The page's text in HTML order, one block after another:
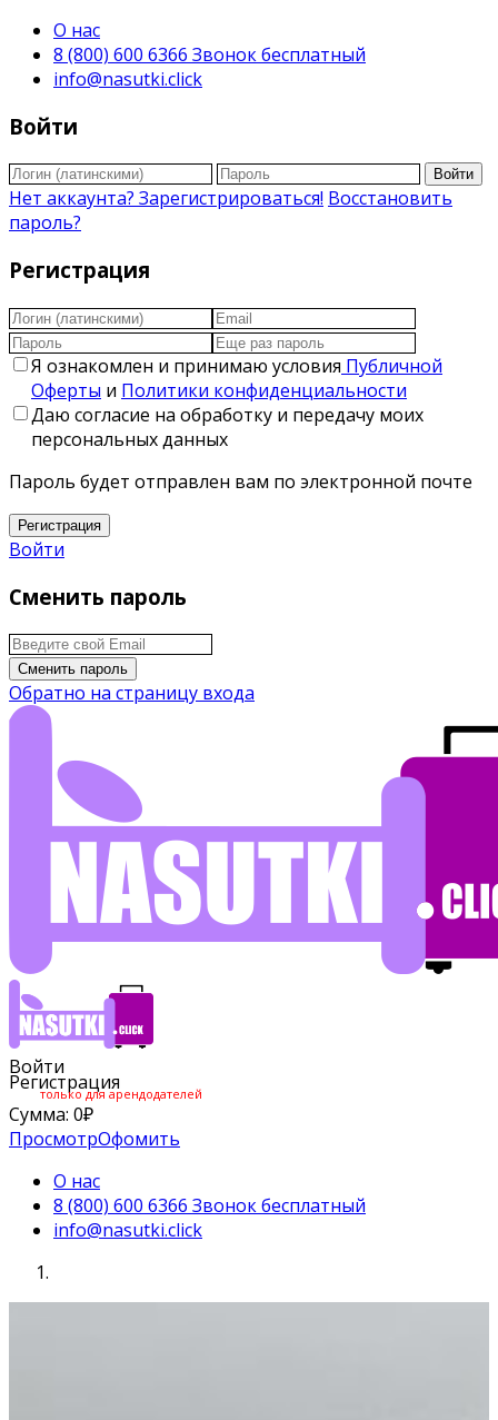
О нас
8 (800) 600 6366 Звонок бесплатный
info@nasutki.click
Войти
Войти
Нет аккаунта? Зарегистрироваться! Восстановить
пароль?
Регистрация
Я ознакомлен и принимаю условия Публичной
Оферты и Политики конфиденциальности
Даю согласие на обработку и передачу моих
персональных данных
Пароль будет отправлен вам по электронной почте
Регистрация
Войти
Сменить пароль
Сменить пароль
Обратно на страницу входа
Войти
Регистрация
только для арендодателей
Сумма: 0₽
ПросмотрОфомить
О нас
8 (800) 600 6366 Звонок бесплатный
info@nasutki.click